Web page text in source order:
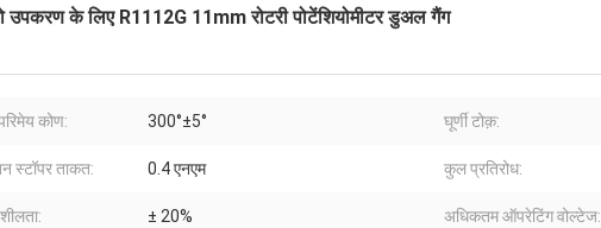
उपकरण के लिए R1112G 11mm रोटरी पोटेंशियोमीटर डुअल गैंग
कोण: 300°±5° घूर्णी टोक़:
स्टॉपर ताकत: 0.4 एनएम कुल प्रतिरोध:
± 20% अधिकतम ऑपरेटिंग वोल्टेज: